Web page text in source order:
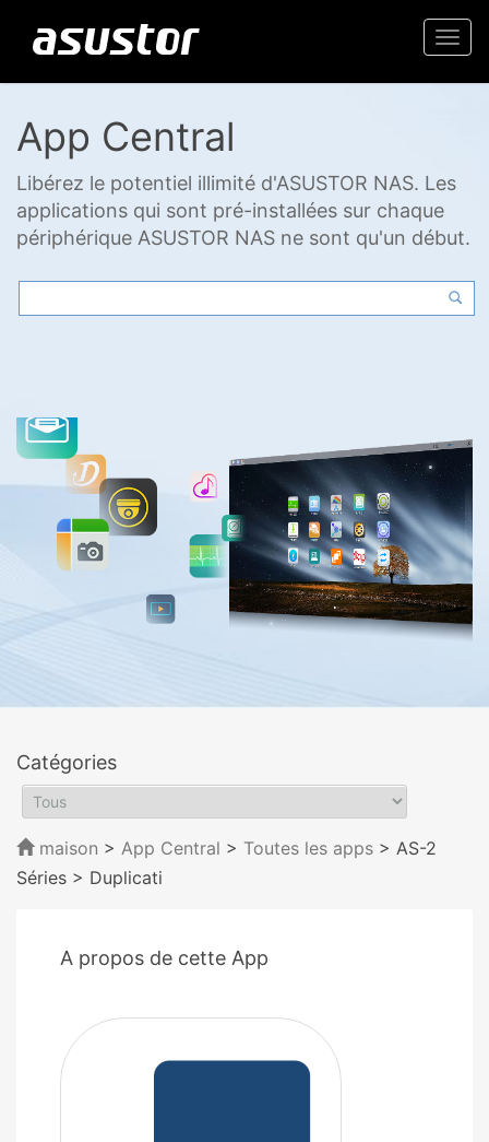
App Central
Libérez le potentiel illimité d'ASUSTOR NAS. Les
applications qui sont pré-installées sur chaque
périphérique ASUSTOR NAS ne sont qu'un début.
Catégories
maison > App Central > Toutes les apps > AS-2
Séries > Duplicati
A propos de cette App